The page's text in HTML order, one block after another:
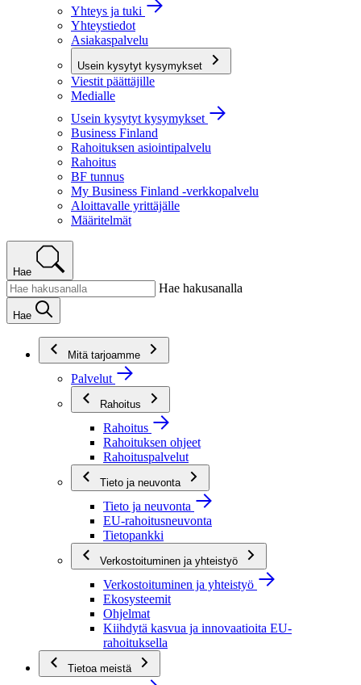
Yhteys ja tuki
Yhteystiedot
Asiakaspalvelu
Usein kysytyt kysymykset
Viestit päättäjille
Medialle
Usein kysytyt kysymykset
Business Finland
Rahoituksen asiointipalvelu
Rahoitus
BF tunnus
My Business Finland -verkkopalvelu
Aloittavalle yrittäjälle
Määritelmät
Hae
Hae hakusanalla
Hae
Mitä tarjoamme
Palvelut
Rahoitus
Rahoitus
Rahoituksen ohjeet
Rahoituspalvelut
Tieto ja neuvonta
Tieto ja neuvonta
EU-rahoitusneuvonta
Tietopankki
Verkostoituminen ja yhteistyö
Verkostoituminen ja yhteistyö
Ekosysteemit
Ohjelmat
Kiihdytä kasvua ja innovaatioita EU-
rahoituksella
Tietoa meistä